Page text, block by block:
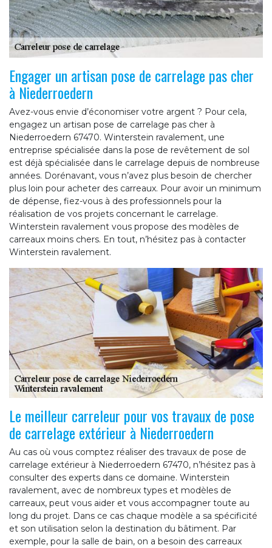
Engager un artisan pose de carrelage pas cher
à Niederroedern
Avez-vous envie d’économiser votre argent ? Pour cela,
engagez un artisan pose de carrelage pas cher à
Niederroedern 67470. Winterstein ravalement, une
entreprise spécialisée dans la pose de revêtement de sol
est déjà spécialisée dans le carrelage depuis de nombreuse
années. Dorénavant, vous n’avez plus besoin de chercher
plus loin pour acheter des carreaux. Pour avoir un minimum
de dépense, fiez-vous à des professionnels pour la
réalisation de vos projets concernant le carrelage.
Winterstein ravalement vous propose des modèles de
carreaux moins chers. En tout, n’hésitez pas à contacter
Winterstein ravalement.
Le meilleur carreleur pour vos travaux de pose
de carrelage extérieur à Niederroedern
Au cas où vous comptez réaliser des travaux de pose de
carrelage extérieur à Niederroedern 67470, n’hésitez pas à
consulter des experts dans ce domaine. Winterstein
ravalement, avec de nombreux types et modèles de
carreaux, peut vous aider et vous accompagner toute au
long du projet. Dans ce cas chaque modèle a sa spécificité
et son utilisation selon la destination du bâtiment. Par
exemple, pour la salle de bain, on a besoin des carreaux